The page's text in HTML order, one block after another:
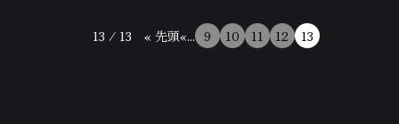
13 / 13 « 先頭«... 9 10 11 12 13